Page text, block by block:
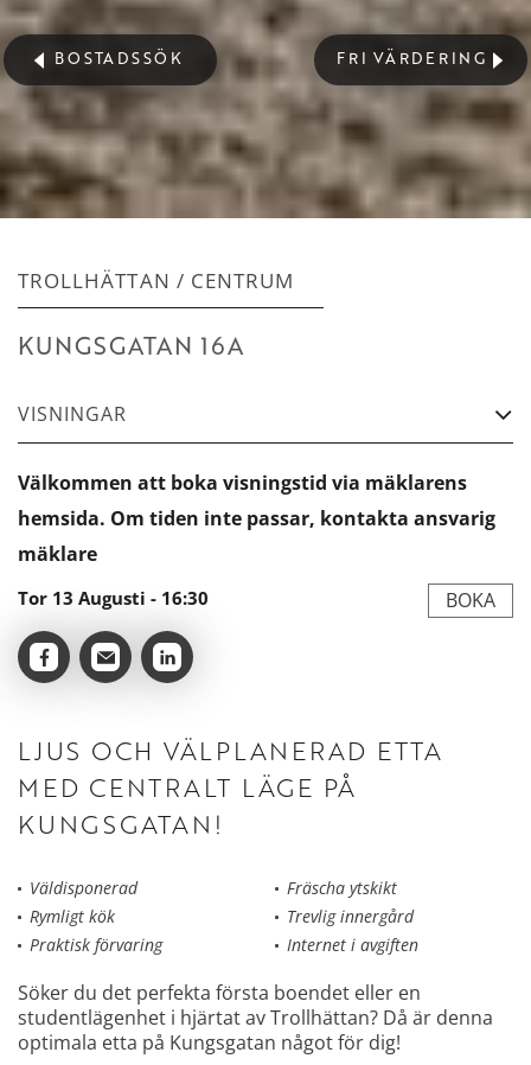
BOSTADSSÖK FRI VÄRDERING
TROLLHÄTTAN / CENTRUM
KUNGSGATAN 16A
VISNINGAR
Välkommen att boka visningstid via mäklarens
hemsida. Om tiden inte passar, kontakta ansvarig
mäklare
Tor 13 Augusti - 16:30 BOKA
LJUS OCH VÄLPLANERAD ETTA
MED CENTRALT LÄGE PÅ
KUNGSGATAN!
Väldisponerad
Rymligt kök
Praktisk förvaring
Fräscha ytskikt
Trevlig innergård
Internet i avgiften
Söker du det perfekta första boendet eller en
studentlägenhet i hjärtat av Trollhättan? Då är denna
optimala etta på Kungsgatan något för dig!